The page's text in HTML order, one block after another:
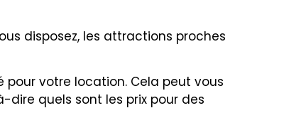
disposez, les attractions proches
votre location. Cela peut vous
dire quels sont les prix pour des